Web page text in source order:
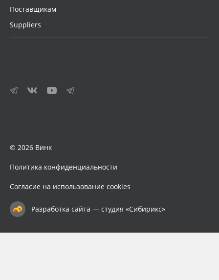
Поставщикам
Suppliers
© 2026 Винк
Политика конфиденциальности
Согласие на использование cookies
Разработка сайта — студия «Сибирикс»